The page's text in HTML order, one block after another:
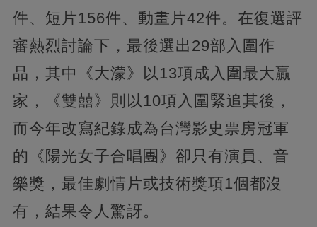
件、短片156件、動畫片42件。在復選評
審熱烈討論下，最後選出29部入圍作
品，其中《大濛》以13項成入圍最大贏
家，《雙囍》則以10項入圍緊追其後，
而今年改寫紀錄成為台灣影史票房冠軍
的《陽光女子合唱團》卻只有演員、音
樂獎，最佳劇情片或技術獎項1個都沒
有，結果令人驚訝。